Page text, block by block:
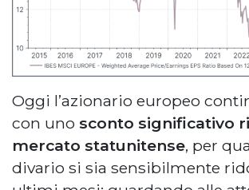
Oggi l’azionario europeo
con uno sconto significativo
mercato statunitense, per
divario si sia sensibilmente